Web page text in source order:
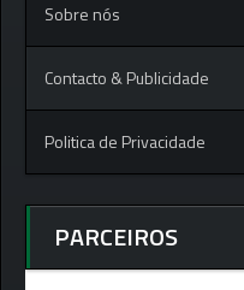
Sobre nós
Contacto & Publicidade
Politica de Privacidade
PARCEIROS